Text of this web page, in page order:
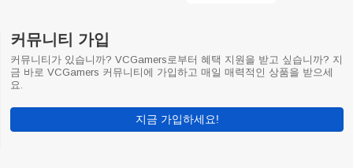
커뮤니티 가입
커뮤니티가 있습니까? VCGamers로부터 혜택 지원을 받고 싶습니까? 지
금 바로 VCGamers 커뮤니티에 가입하고 매일 매력적인 상품을 받으세
요.
지금 가입하세요!